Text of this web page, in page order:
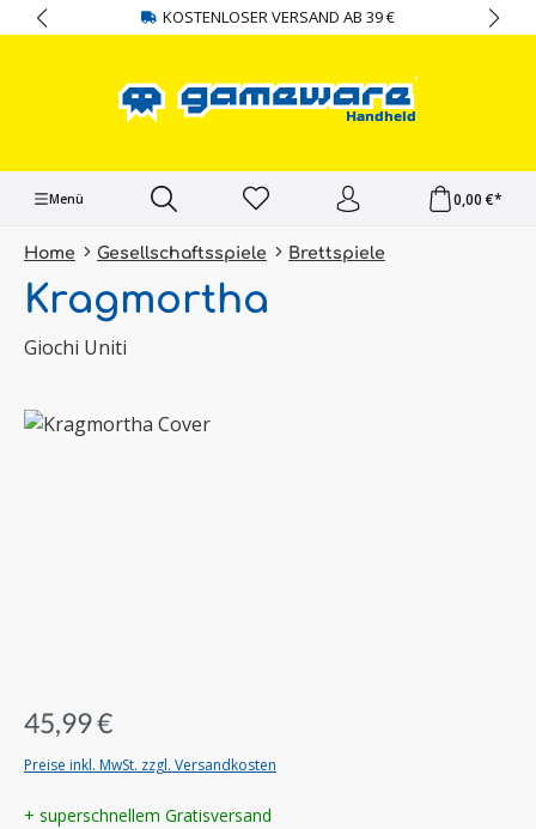
springen KOSTENLOSER VERSAND AB 39 €
Menü 0,00 €*
Home Gesellschaftsspiele Brettspiele
Kragmortha
Giochi Uniti
Bildergalerie überspringen
45,99 €
Preise inkl. MwSt. zzgl. Versandkosten
+ superschnellem Gratisversand